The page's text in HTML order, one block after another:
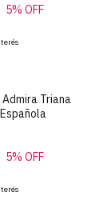
5% OFF
Triana
5% OFF